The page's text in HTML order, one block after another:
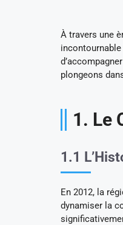
À travers une
plongeons
1. Le
1.1
En 2012, la
dynamiser la